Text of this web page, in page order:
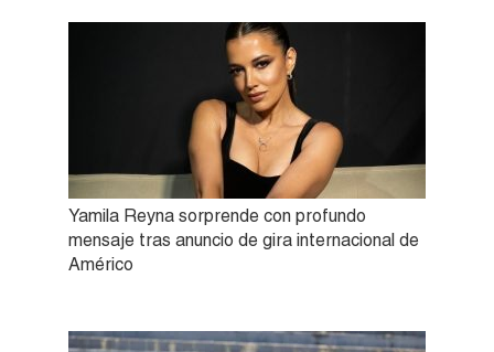
Yamila Reyna sorprende con profundo
mensaje tras anuncio de gira internacional de
Américo